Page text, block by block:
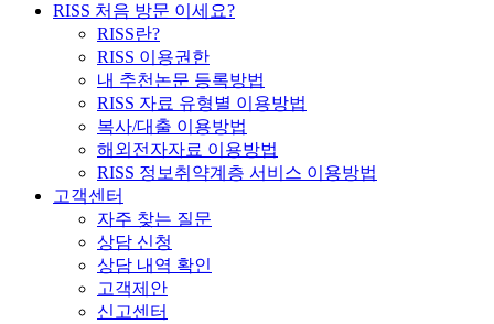
RISS 처음 방문 이세요?
RISS란?
RISS 이용권한
내 추천논문 등록방법
RISS 자료 유형별 이용방법
복사/대출 이용방법
해외전자자료 이용방법
RISS 정보취약계층 서비스 이용방법
고객센터
자주 찾는 질문
상담 신청
상담 내역 확인
고객제안
신고센터